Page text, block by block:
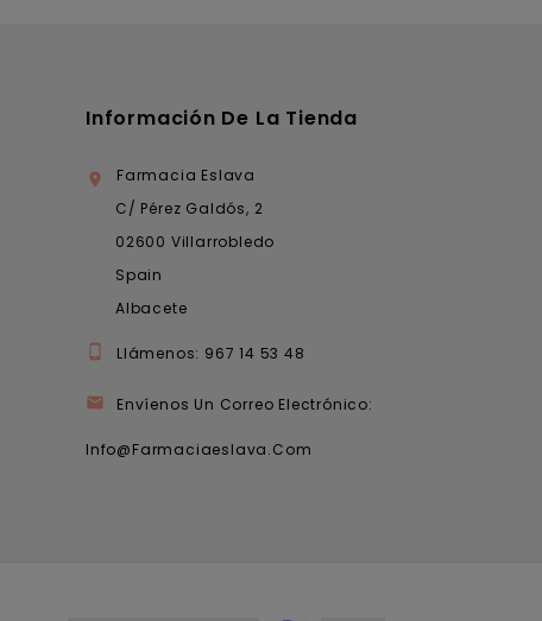
Información De La Tienda

Farmacia Eslava
C/ Pérez Galdós, 2
02600 Villarrobledo
Spain
Albacete
 Llámenos: 967 14 53 48
 Envíenos Un Correo Electrónico:
Info@farmaciaeslava.com